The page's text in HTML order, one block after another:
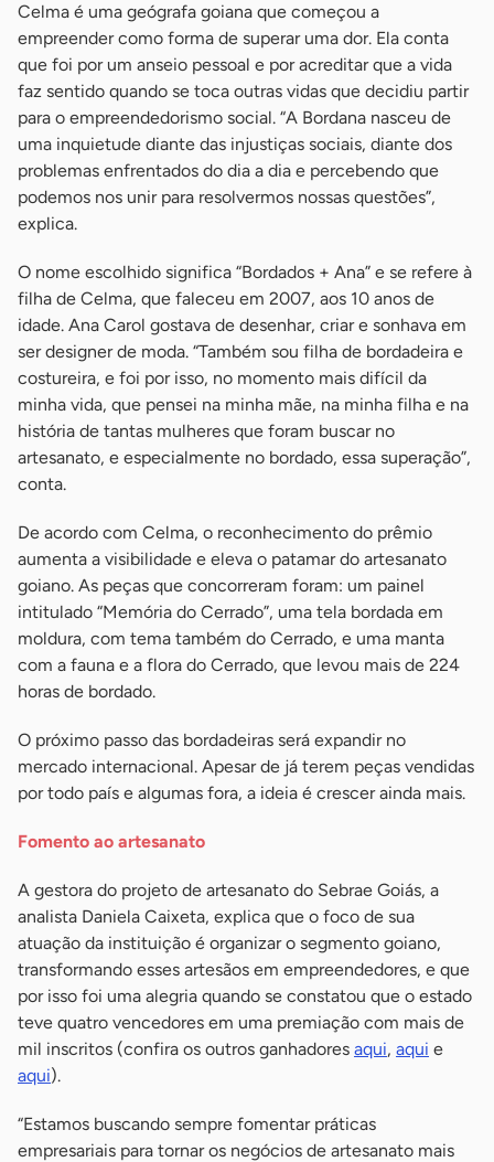
Celma é uma geógrafa goiana que começou a
empreender como forma de superar uma dor. Ela conta
que foi por um anseio pessoal e por acreditar que a vida
faz sentido quando se toca outras vidas que decidiu partir
para o empreendedorismo social. “A Bordana nasceu de
uma inquietude diante das injustiças sociais, diante dos
problemas enfrentados do dia a dia e percebendo que
podemos nos unir para resolvermos nossas questões”,
explica.
O nome escolhido significa “Bordados + Ana” e se refere à
filha de Celma, que faleceu em 2007, aos 10 anos de
idade. Ana Carol gostava de desenhar, criar e sonhava em
ser designer de moda. “Também sou filha de bordadeira e
costureira, e foi por isso, no momento mais difícil da
minha vida, que pensei na minha mãe, na minha filha e na
história de tantas mulheres que foram buscar no
artesanato, e especialmente no bordado, essa superação”,
conta.
De acordo com Celma, o reconhecimento do prêmio
aumenta a visibilidade e eleva o patamar do artesanato
goiano. As peças que concorreram foram: um painel
intitulado “Memória do Cerrado”, uma tela bordada em
moldura, com tema também do Cerrado, e uma manta
com a fauna e a flora do Cerrado, que levou mais de 224
horas de bordado.
O próximo passo das bordadeiras será expandir no
mercado internacional. Apesar de já terem peças vendidas
por todo país e algumas fora, a ideia é crescer ainda mais.
Fomento ao artesanato
A gestora do projeto de artesanato do Sebrae Goiás, a
analista Daniela Caixeta, explica que o foco de sua
atuação da instituição é organizar o segmento goiano,
transformando esses artesãos em empreendedores, e que
por isso foi uma alegria quando se constatou que o estado
teve quatro vencedores em uma premiação com mais de
mil inscritos (confira os outros ganhadores aqui, aqui e
aqui).
“Estamos buscando sempre fomentar práticas
empresariais para tornar os negócios de artesanato mais